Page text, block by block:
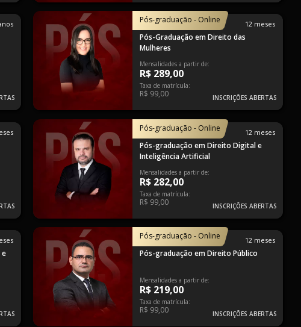
Pós-graduação - Online 12 meses
Pós-Graduação em Direito das
Mulheres
Mensalidades a partir de:
R$ 289,00
Taxa de matrícula:
R$ 99,00 INSCRIÇÕES ABERTAS
Pós-graduação - Online 12 meses
Pós-graduação em Direito Digital e
Inteligência Artificial
Mensalidades a partir de:
R$ 282,00
Taxa de matrícula:
R$ 99,00 INSCRIÇÕES ABERTAS
e
Pós-graduação - Online 12 meses
Pós-graduação em Direito Público
Mensalidades a partir de:
R$ 219,00
Taxa de matrícula:
R$ 99,00 INSCRIÇÕES ABERTAS